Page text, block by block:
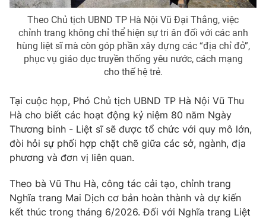
Theo Chủ tịch UBND TP Hà Nội Vũ Đại Thắng, việc
chỉnh trang không chỉ thể hiện sự tri ân đối với các anh
hùng liệt sĩ mà còn góp phần xây dựng các “địa chỉ đỏ”,
phục vụ giáo dục truyền thống yêu nước, cách mạng
cho thế hệ trẻ.
Tại cuộc họp, Phó Chủ tịch UBND TP Hà Nội Vũ Thu
Hà cho biết các hoạt động kỷ niệm 80 năm Ngày
Thương binh - Liệt sĩ sẽ được tổ chức với quy mô lớn,
đòi hỏi sự phối hợp chặt chẽ giữa các sở, ngành, địa
phương và đơn vị liên quan.
Theo bà Vũ Thu Hà, công tác cải tạo, chỉnh trang
Nghĩa trang Mai Dịch cơ bản hoàn thành và dự kiến
kết thúc trong tháng 6/2026. Đối với Nghĩa trang Liệt